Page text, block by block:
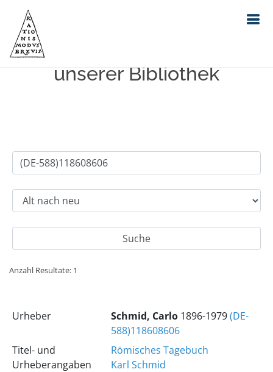
Einfache Suche im Bestand
unserer Bibliothek
Anzahl Resultate: 1
Urheber Schmid, Carlo1896-1979(DE-
588)118608606
Titel- und
Urheberangaben
Römisches Tagebuch
Karl Schmid